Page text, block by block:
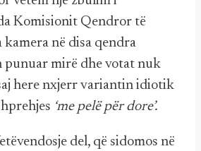
Komisionit Qendror të
kamera në disa qendra
punuar mirë dhe votat nuk
here nxjerr variantin idiotik
‘me pelë për dore’.
del, që sidomos në